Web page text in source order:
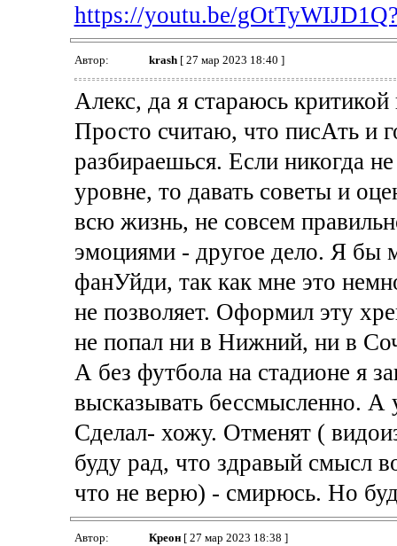
https://youtu.be/
Автор: krash[ 27 мар 2023 18:40 ]
Алекс, да я стараюсь
Просто считаю, что писАть и
разбираешься. Если никогда
уровне, то давать советы и
всю жизнь, не совсем
эмоциями - другое дело. Я бы
фанУйди, так как мне это
не позволяет. Оформил эту
не попал ни в Нижний, ни в
А без футбола на стадионе я
высказывать бессмысленно. А
Сделал- хожу. Отменят (
буду рад, что здравый смысл
что не верю) - смирюсь. Но
Автор: Креон[ 27 мар 2023 18:38 ]